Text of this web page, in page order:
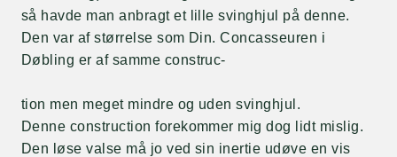
så havde man anbragt et lille svinghjul på denne.
Den var af størrelse som Din. Concasseuren i
Døbling er af samme construc-
tion men meget mindre og uden svinghjul.
Denne construction forekommer mig dog lidt mislig.
Den løse valse må jo ved sin inertie udøve en vis